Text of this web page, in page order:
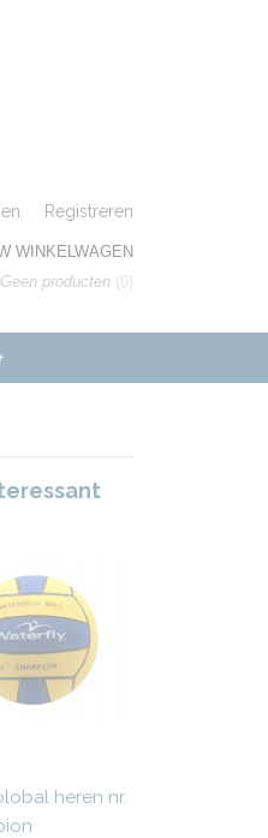
Registreren
WINKELWAGEN
Geen producten (0)
heren nr.